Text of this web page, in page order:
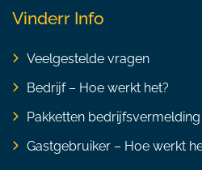
Vinderr Info
Veelgestelde vragen
Bedrijf – Hoe werkt het?
Pakketten bedrijfsvermelding
Gastgebruiker – Hoe werkt